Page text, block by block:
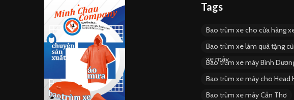
Tags
Bao trùm xe cho cửa hàng
Bao trùm xe làm quà tặng
xe máy
Bao trùm xe máy Bình
Bao trùm xe máy cho Head
Bao trùm xe máy Cần Thơ